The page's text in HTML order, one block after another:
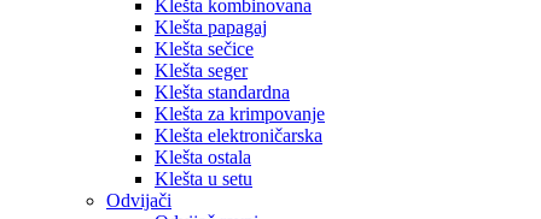
Klešta kombinovana
Klešta papagaj
Klešta sečice
Klešta seger
Klešta standardna
Klešta za krimpovanje
Klešta elektroničarska
Klešta ostala
Klešta u setu
Odvijači